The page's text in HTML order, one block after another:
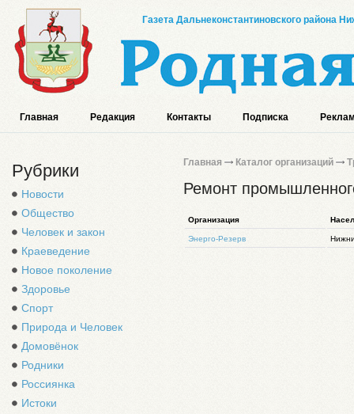
Газета Дальнеконстантиновского района
Главная Редакция Контакты Подписка
Рубрики
Новости
Общество
Человек и закон
Краеведение
Новое поколение
Здоровье
Спорт
Природа и Человек
Домовёнок
Родники
Россиянка
Истоки
Главная Каталог организаций
Ремонт
Организация
Энерго-Резерв